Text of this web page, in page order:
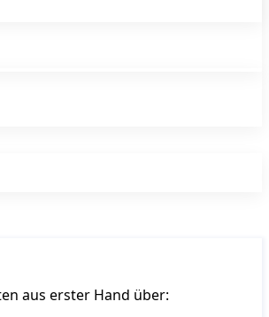
aus erster Hand über: